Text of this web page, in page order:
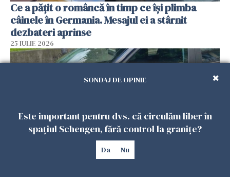
Ce a pățit o româncă în timp ce își plimba
câinele în Germania. Mesajul ei a stârnit
dezbateri aprinse
25 IULIE 2026
SONDAJ DE OPINIE
Este important pentru dvs. că circulăm liber în
spațiul Schengen, fără control la granițe?
Da Nu